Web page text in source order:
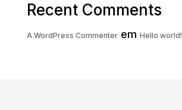
Recent Comments
A WordPress Commenterem Hello world!